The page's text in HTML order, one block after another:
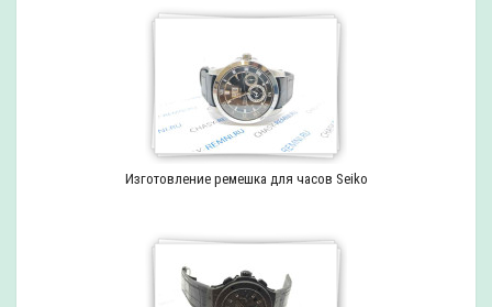
Изготовление ремешка для часов Seiko